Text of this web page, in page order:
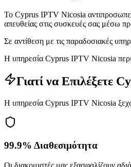
Το Cyprus IPTV Nicosia
απευθείας στις συσκευές σας μέσω
Σε αντίθεση με τις παραδοσιακές
Η υπηρεσία Cyprus IPTV Nicosia
Γιατί να Επιλέξετε
Η υπηρεσία Cyprus IPTV Nicosia
99.9% Διαθεσιμότητα
Οι διακομιστές μας εξασφαλίζουν